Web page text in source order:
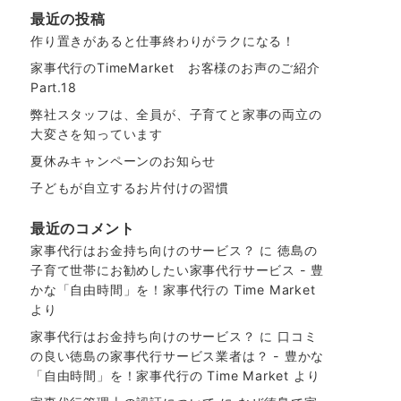
最近の投稿
作り置きがあると仕事終わりがラクになる！
家事代行のTimeMarket お客様のお声のご紹介
Part.18
弊社スタッフは、全員が、子育てと家事の両立の
大変さを知っています
夏休みキャンペーンのお知らせ
子どもが自立するお片付けの習慣
最近のコメント
家事代行はお金持ち向けのサービス？ に徳島の
子育て世帯にお勧めしたい家事代行サービス - 豊
かな「自由時間」を！家事代行の Time Market
より
家事代行はお金持ち向けのサービス？ に 口コミ
の良い徳島の家事代行サービス業者は？ - 豊かな
「自由時間」を！家事代行の Time Market より